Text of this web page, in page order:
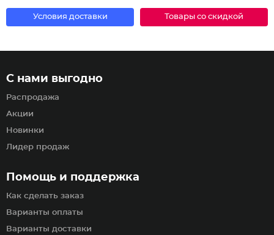
Условия доставки Товары со скидкой
Помощь и поддержка
Как сделать заказ
Варианты оплаты
Варианты доставки
С нами выгодно
Распродажа
Акции
Новинки
Лидер продаж